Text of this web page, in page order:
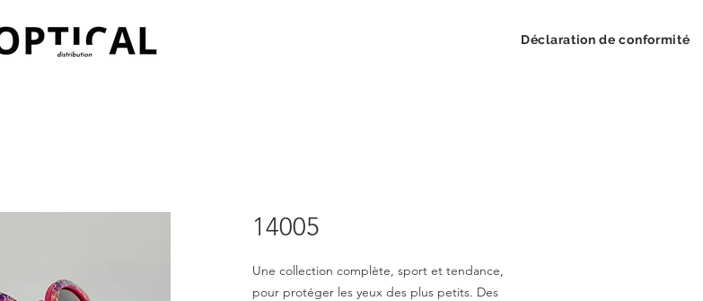
Déclaration de conformité
14005
Une collection complète, sport et tendance,
pour protéger les yeux des plus petits. Des